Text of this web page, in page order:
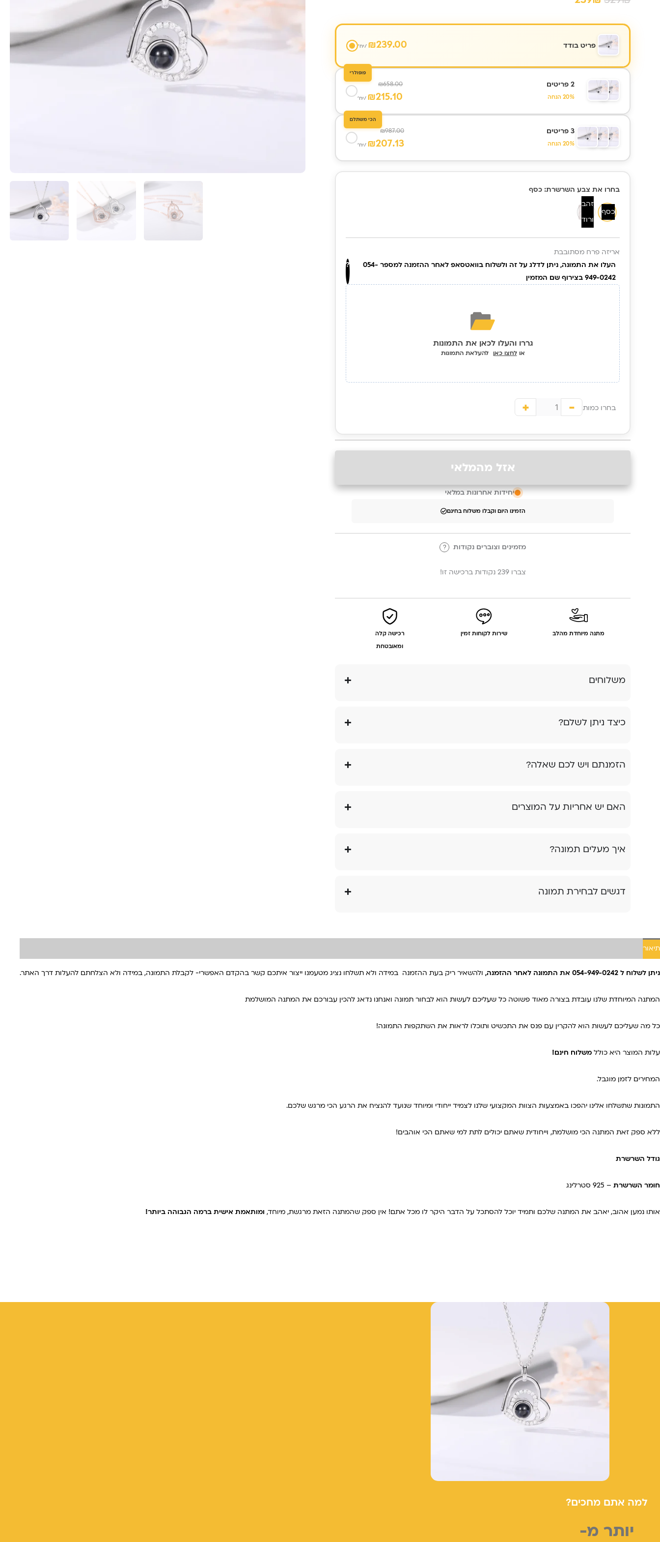
פריט בודד ₪239.00 /יח'
פופולרי
2 פריטים
20% הנחה
₪658.00
₪215.10 /יח'
הכי משתלם
3 פריטים
20% הנחה
₪987.00
₪207.13 /יח'
בחרו את צבע השרשרת: כסף
כסף
זהב
ורוד
אריזה פרח מסתובבת
העלו את התמונה, ניתן לדלג על זה ולשלוח בוואטסאפ לאחר ההזמנה למספר 054-
949-0242 בצירוף שם המזמין
?
גררו והעלו לכאן את התמונות
אולחצו כאן להעלאת התמונות
בחרו כמות -
שרשרת לב
925 עדינה עם
תמונה אישית |
YourMoment
+
אזל מהמלאי
יחידות אחרונות במלאי
הזמינו היום וקבלו משלוח בחינם
מזמינים וצוברים נקודות ?
צברו 239 נקודות ברכישה זו!
מתנה מיוחדת מהלב שירות לקוחות זמין
רכישה קלה
ומאובטחת
משלוחים
כיצד ניתן לשלם?
הזמנתם ויש לכם שאלה?
האם יש אחריות על המוצרים
איך מעלים תמונה?
דגשים לבחירת תמונה
תיאור
ניתן לשלוח ל 054-949-0242 את התמונה לאחר ההזמנה, ולהשאיר ריק בעת ההזמנה במידה ולא תשלחו נציג מטעמנו ייצור איתכם קשר בהקדם האפשרי- לקבלת התמונה, במידה ולא הצלחתם להעלות דרך האתר.
המתנה המיוחדת שלנו עובדת בצורה מאוד פשוטה כל שעליכם לעשות הוא לבחור תמונה ואנחנו נדאג להכין עבורכם את המתנה המושלמת
כל מה שעליכם לעשות הוא להקרין עם פנס את התכשיט ותוכלו לראות את השתקפות התמונה!
עלות המוצר היא כולל משלוח חינם!
המחירים לזמן מוגבל.
התמונות שתשלחו אלינו יהפכו באמצעות הצוות המקצועי שלנו לצמיד ייחודי ומיוחד שנועד להנציח את הרגע הכי מרגש שלכם.
ללא ספק זאת המתנה הכי מושלמת, וייחודית שאתם יכולים לתת למי שאתם הכי אוהבים!
גודל השרשרת
חומר השרשרת – 925 סטרלינג
אותו נמען אהוב, יאהב את המתנה שלכם ותמיד יוכל להסתכל על הדבר היקר לו מכל אתם! אין ספק שהמתנה הזאת מרגשת, מיוחד, ומותאמת אישית ברמה הגבוהה ביותר!
למה אתם מחכים?
יותר מ-